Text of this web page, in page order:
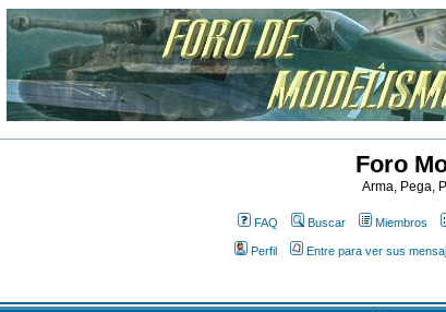
Foro
Arma, Pega,
FAQ Buscar Miembros
Perfil Entre para ver sus